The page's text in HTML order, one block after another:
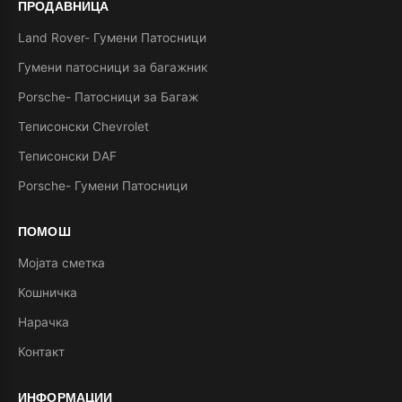
ПРОДАВНИЦА
Land Rover- Гумени Патосници
Гумени патосници за багажник
Porsche- Патосници за Багаж
Теписонски Chevrolet
Теписонски DAF
Porsche- Гумени Патосници
ПОМОШ
Мојата сметка
Кошничка
Нарачка
Контакт
ИНФОРМАЦИИ